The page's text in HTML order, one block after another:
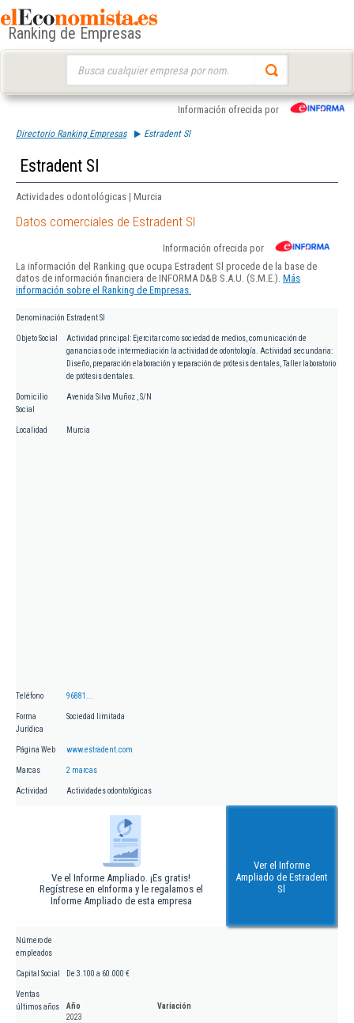
Ranking de Empresas
Información ofrecida por
Directorio Ranking Empresas Estradent Sl
Estradent Sl
Actividades odontológicas | Murcia
Datos comerciales de Estradent Sl
Información ofrecida por
La información del Ranking que ocupa Estradent Sl procede de la base de
datos de información financiera de INFORMA D&B S.A.U. (S.M.E.). Más
información sobre el Ranking de Empresas.
Denominación Estradent Sl
Objeto Social
Actividad principal: Ejercitar como sociedad de medios, comunicación de
ganancias o de intermediación la actividad de odontología. Actividad secundaria:
Diseño, preparación elaboración y reparación de prótesis dentales, Taller laboratorio
de prótesis dentales.
Domicilio
Social
Avenida Silva Muñoz , S/N
Localidad Murcia
Teléfono 96881...
Forma
Jurídica
Sociedad limitada
Página Web www.estradent.com
Marcas 2 marcas
Actividad Actividades odontológicas
Ve el Informe Ampliado. ¡Es gratis!
Regístrese en eInforma y le regalamos el
Informe Ampliado de esta empresa
Ver el Informe
Ampliado de Estradent
Sl
Número de
empleados
Capital Social De 3.100 a 60.000 €
Ventas
últimos años
Año
Variación
2023